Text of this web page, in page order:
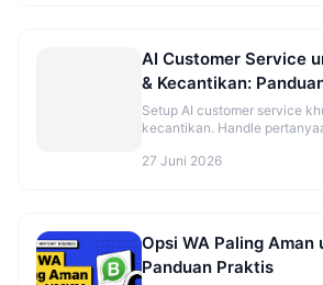
AI Customer Service
& Kecantikan:
Setup AI customer service
kecantikan. Handle
27 Juni 2026
Opsi WA Paling Aman
Panduan Praktis